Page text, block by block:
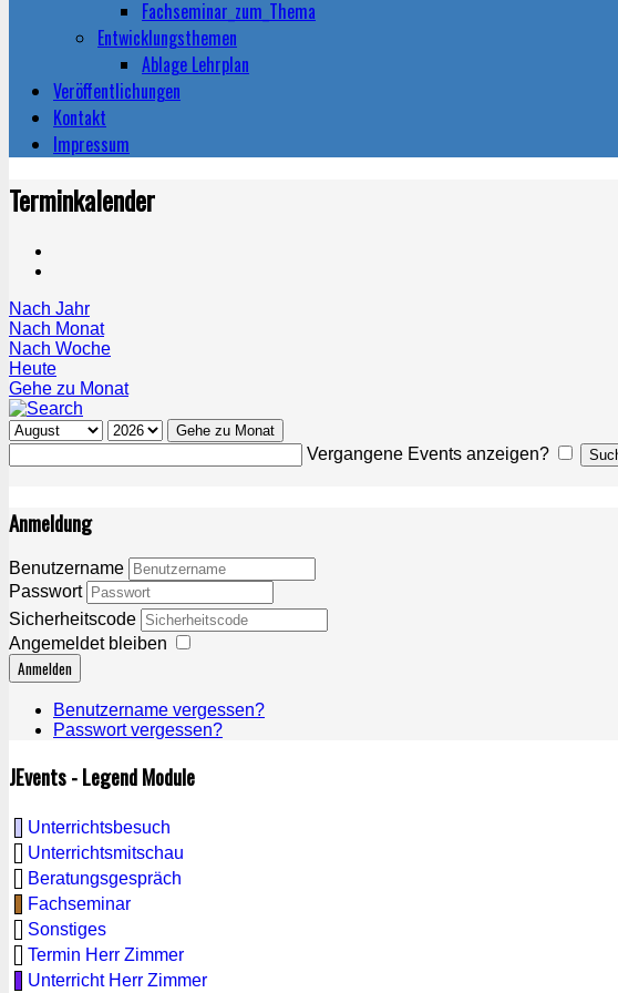
Fachseminar_zum_Thema
Entwicklungsthemen
Ablage Lehrplan
Veröffentlichungen
Kontakt
Impressum
Terminkalender
Nach Jahr
Nach Monat
Nach Woche
Heute
Gehe zu Monat
Gehe zu Monat
Vergangene Events anzeigen?
Anmeldung
Benutzername
Passwort
Sicherheitscode
Angemeldet bleiben
Anmelden
Benutzername vergessen?
Passwort vergessen?
JEvents - Legend Module
Unterrichtsbesuch
Unterrichtsmitschau
Beratungsgespräch
Fachseminar
Sonstiges
Termin Herr Zimmer
Unterricht Herr Zimmer